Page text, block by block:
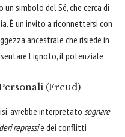
simbolo del Sé, che cerca di
È un invito a riconnettersi con
ancestrale che risiede in
l'ignoto, il potenziale
(Freud)
avrebbe interpretato sognare
repressie dei conflitti